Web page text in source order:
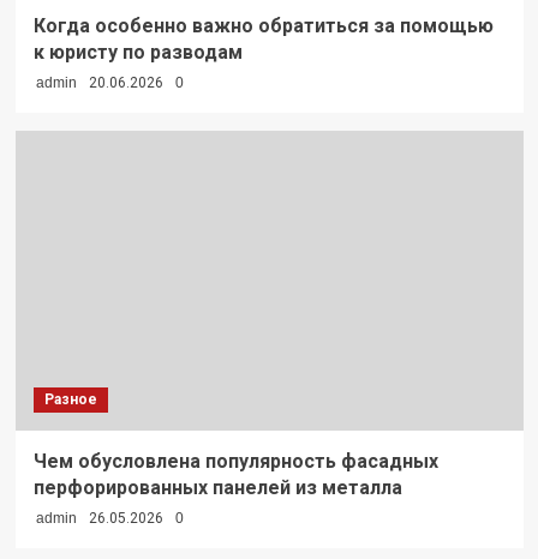
Когда особенно важно обратиться за помощью
к юристу по разводам
admin 20.06.2026 0
Разное
Чем обусловлена популярность фасадных
перфорированных панелей из металла
admin 26.05.2026 0